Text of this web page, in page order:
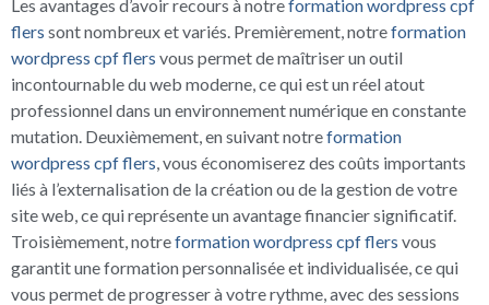
Les avantages d’avoir recours à notreformation wordpress cpf
flers sont nombreux et variés. Premièrement, notreformation
wordpress cpf flers vous permet de maîtriser un outil
incontournable du web moderne, ce qui est un réel atout
professionnel dans un environnement numérique en constante
mutation. Deuxièmement, en suivant notreformation
wordpress cpf flers, vous économiserez des coûts importants
liés à l’externalisation de la création ou de la gestion de votre
site web, ce qui représente un avantage financier significatif.
Troisièmement, notreformation wordpress cpf flers vous
garantit une formation personnalisée et individualisée, ce qui
vous permet de progresser à votre rythme, avec des sessions